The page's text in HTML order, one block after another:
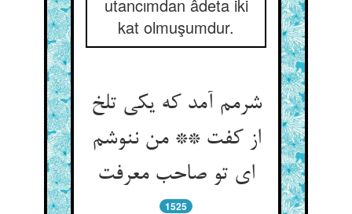
utancımdan âdeta iki
kat olmuşumdur.
شرمم آمد که یکی تلخ
از کفت ** من ننوشم
ای تو صاحب معرفت‏
1525